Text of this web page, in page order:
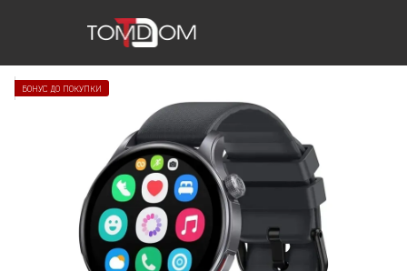
БОНУС ДО ПОКУПКИ